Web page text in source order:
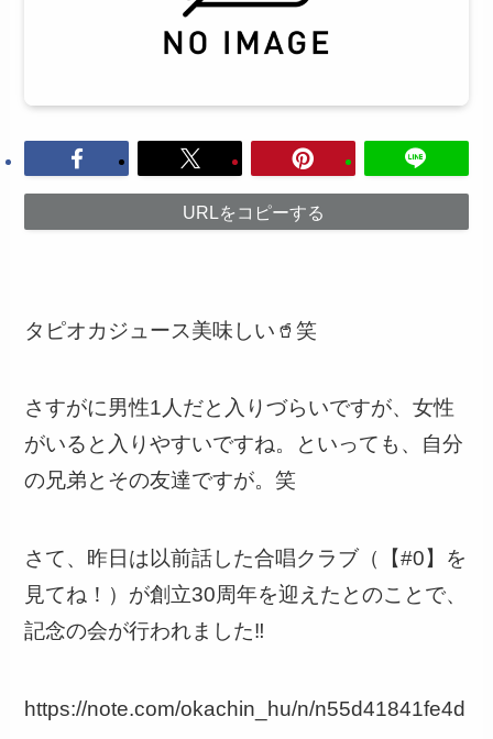
URLをコピーする
タピオカジュース美味しい🥤笑
さすがに男性1人だと入りづらいですが、女性
がいると入りやすいですね。といっても、自分
の兄弟とその友達ですが。笑
さて、昨日は以前話した合唱クラブ（【#0】を
見てね！）が創立30周年を迎えたとのことで、
記念の会が行われました‼️
https://note.com/okachin_hu/n/n55d41841fe4d